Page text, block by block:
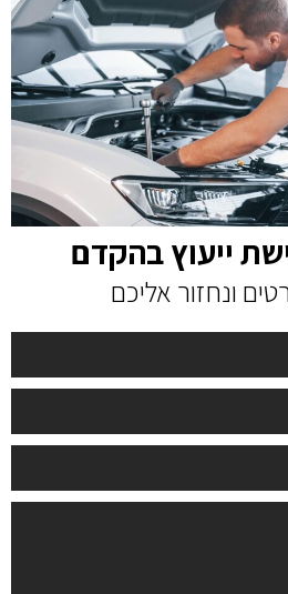
ייעוץ בהקדם
ונחזור אליכם